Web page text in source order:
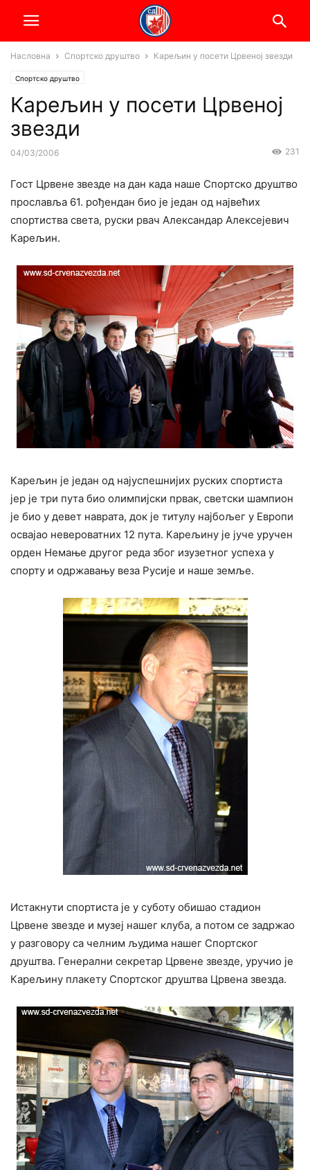
Насловна Спортско друштво Карељин у посети Црвеној звезди
Спортско друштво
Карељин у посети Црвеној
звезди
04/03/2006 231
Гост Црвене звезде на дан када наше Спортско друштво
прославља 61. рођендан био је један од највећих
спортиства света, руски рвач Александар Алексејевич
Карељин.
Карељин је један од најуспешнијих руских спортиста
јер је три пута био олимпијски првак, светски шампион
је био у девет наврата, док је титулу најбољег у Европи
освајао невероватних 12 пута. Карељину је јуче уручен
орден Немање другог реда због изузетног успеха у
спорту и одржавању веза Русије и наше земље.
Истакнути спортиста је у суботу обишао стадион
Црвене звезде и музеј нашег клуба, а потом се задржао
у разговору са челним људима нашег Спортског
друштва. Генерални секретар Црвене звезде, уручио је
Карељину плакету Спортског друштва Црвена звезда.